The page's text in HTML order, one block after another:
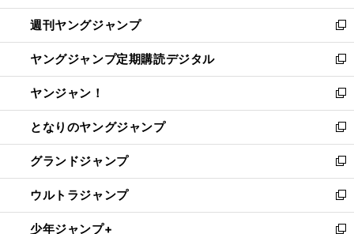
開
く
ウ
で
開
く
ン
ド
ウ
で
開
く
ウ
ィ
ン
ド
ウ
で
開
く
週刊ヤングジャンプ
新
し
い
ウ
ィ
ン
ド
ウ
で
開
く
ヤングジャンプ定期購読デジタル
新
し
い
ウ
ィ
ン
ド
ウ
で
開
く
ヤンジャン！
新
し
い
ウ
ィ
ン
ド
ウ
で
となりのヤングジャンプ
新
し
い
ウ
ィ
ン
ド
グランドジャンプ
新
し
い
ウ
ィ
ウルトラジャンプ
新
し
少年ジャンプ+